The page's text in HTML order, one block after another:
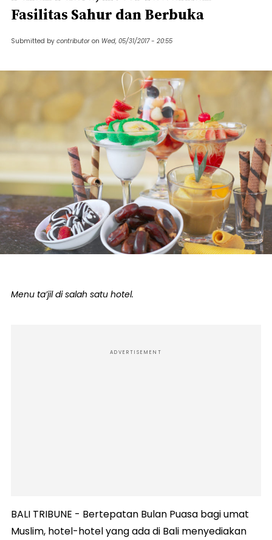
Fasilitas Sahur dan Berbuka
Submitted by contributor on Wed, 05/31/2017 - 20:55
Menu ta’jil di salah satu hotel.
ADVERTISEMENT
BALI TRIBUNE - Bertepatan Bulan Puasa bagi umat
Muslim, hotel-hotel yang ada di Bali menyediakan